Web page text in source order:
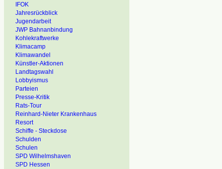
IFOK
Jahresrückblick
Jugendarbeit
JWP Bahnanbindung
Kohlekraftwerke
Klimacamp
Klimawandel
Künstler-Aktionen
Landtagswahl
Lobbyismus
Parteien
Presse-Kritik
Rats-Tour
Reinhard-Nieter Krankenhaus
Resort
Schiffe - Steckdose
Schulden
Schulen
SPD Wilhelmshaven
SPD Hessen